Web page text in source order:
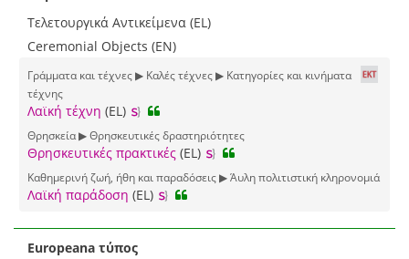
Τελετουργικά Αντικείμενα (EL)
Ceremonial Objects (EN)
Γράμματα και τέχνες ▶ Καλές τέχνες ▶ Κατηγορίες και κινήματα
τέχνης
Λαϊκή τέχνη (EL)
Θρησκεία ▶ Θρησκευτικές δραστηριότητες
Θρησκευτικές πρακτικές (EL)
Καθημερινή ζωή, ήθη και παραδόσεις ▶ Άυλη πολιτιστική κληρονομιά
Λαϊκή παράδοση (EL)
Europeana τύπος